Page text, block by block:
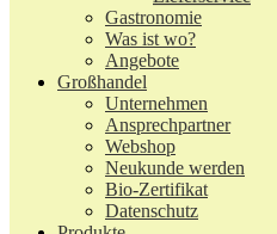
Gastronomie
Was ist wo?
Angebote
Großhandel
Unternehmen
Ansprechpartner
Webshop
Neukunde werden
Bio-Zertifikat
Datenschutz